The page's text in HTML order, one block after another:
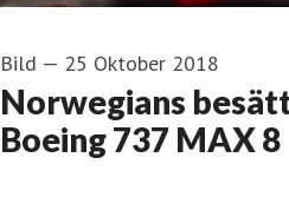
Bild — 25 Oktober 2018
Norwegians
Boeing 737 MAX 8